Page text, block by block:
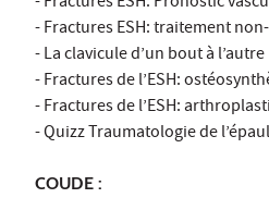
- Fractures ESH: traitement
- La clavicule d’un bout à l’autre
- Fractures de l’ESH:
- Fractures de l’ESH:
- Quizz Traumatologie de
COUDE :